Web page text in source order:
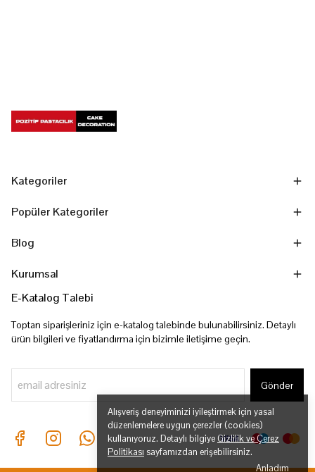
Alışveriş deneyiminizi iyileştirmek için yasal
düzenlemelere uygun çerezler (cookies)
kullanıyoruz. Detaylı bilgiye Gizlilik ve Çerez
Politikası sayfamızdan erişebilirsiniz.
Anladım
Kategoriler
Popüler Kategoriler
Blog
Kurumsal
E-Katalog Talebi
Toptan siparişleriniz için e-katalog talebinde bulunabilirsiniz. Detaylı
ürün bilgileri ve fiyatlandırma için bizimle iletişime geçin.
Gönder